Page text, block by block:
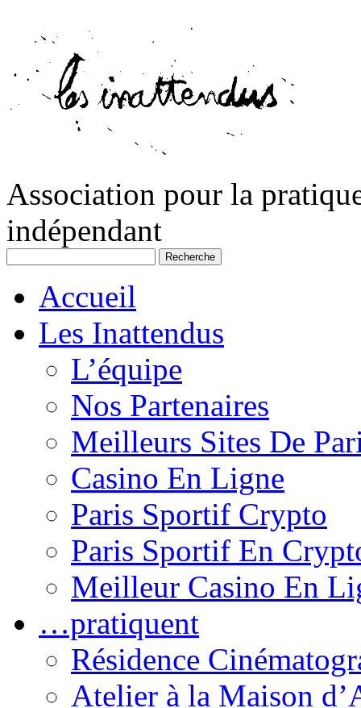
Association pour la
indépendant
Accueil
Les Inattendus
L’équipe
Nos Partenaires
Meilleurs Sites De
Casino En Ligne
Paris Sportif Crypto
Paris Sportif En
Meilleur Casino En
…pratiquent
Résidence
Atelier à la Maison